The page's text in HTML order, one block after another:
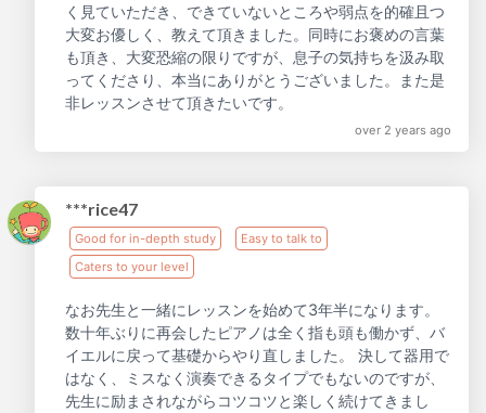
く見ていただき、できていないところや弱点を的確且つ
大変お優しく、教えて頂きました。同時にお褒めの言葉
も頂き、大変恐縮の限りですが、息子の気持ちを汲み取
ってくださり、本当にありがとうございました。また是
非レッスンさせて頂きたいです。
over 2 years ago
***rice47
Good for in-depth study
Easy to talk to
Caters to your level
なお先生と一緒にレッスンを始めて3年半になります。
数十年ぶりに再会したピアノは全く指も頭も働かず、バ
イエルに戻って基礎からやり直しました。 決して器用で
はなく、ミスなく演奏できるタイプでもないのですが、
先生に励まされながらコツコツと楽しく続けてきまし